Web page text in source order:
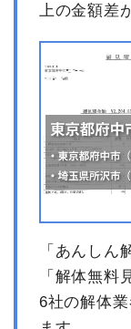
上の金額差
「あんしん
「解体無料
6社の解体